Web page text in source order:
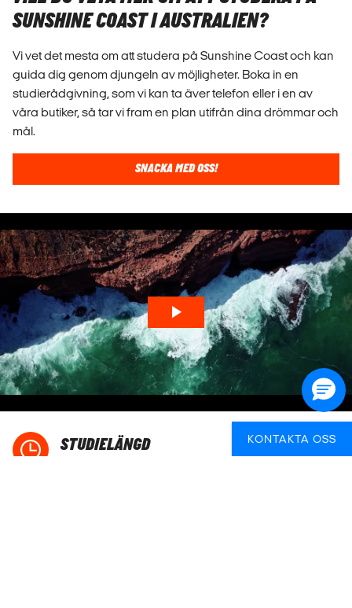
SUNSHINE COAST I AUSTRALIEN?
Vi vet det mesta om att studera på Sunshine Coast och kan
guida dig genom djungeln av möjligheter. Boka in en
studierådgivning, som vi kan ta äver telefon eller i en av
våra butiker, så tar vi fram en plan utifrån dina drömmar och
mål.
SNACKA MED OSS!
STUDIELÄNGD KONTAKTA OSS